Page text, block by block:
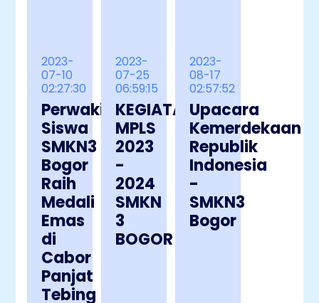
2023-
07-10
02:27:30
Perwakilan
Siswa
SMKN3
Bogor
Raih
Medali
Emas
di
Cabor
Panjat
Tebing
2023-
07-25
06:59:15
KEGIATAN
MPLS
2023
-
2024
SMKN
3
BOGOR
2023-
08-17
02:57:52
Upacara
Kemerdekaan
Republik
Indonesia
-
SMKN3
Bogor